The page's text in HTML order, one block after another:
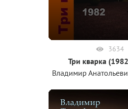
3634
Три кварка
Владимир